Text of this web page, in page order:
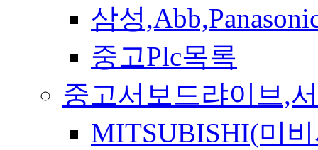
삼성
중고Plc목록
중고서보드랴이브,
MITSUBISHI(미